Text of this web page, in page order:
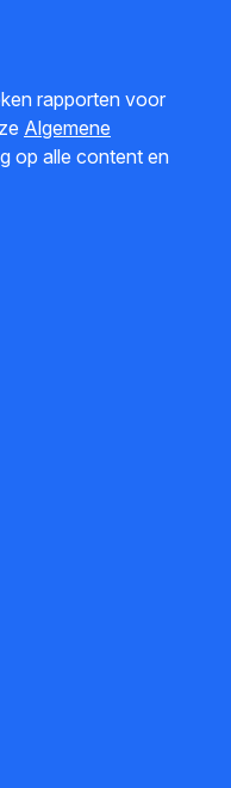
rapporten voor
Algemene
op alle content en